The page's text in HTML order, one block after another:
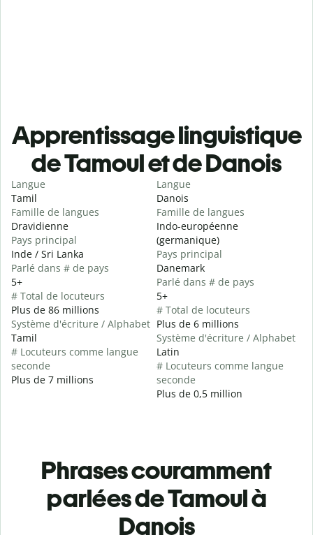
Apprentissage linguistique
de Tamoul et de Danois
Langue
Tamil
Famille de langues
Dravidienne
Pays principal
Inde / Sri Lanka
Parlé dans # de pays
5+
# Total de locuteurs
Plus de 86 millions
Système d'écriture / Alphabet
Tamil
# Locuteurs comme langue
seconde
Plus de 7 millions
Langue
Danois
Famille de langues
Indo-européenne
(germanique)
Pays principal
Danemark
Parlé dans # de pays
5+
# Total de locuteurs
Plus de 6 millions
Système d'écriture / Alphabet
Latin
# Locuteurs comme langue
seconde
Plus de 0,5 million
Phrases couramment
parlées de Tamoul à
Danois